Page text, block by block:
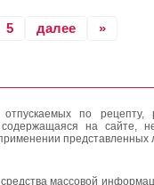
5 далее »
по
на сайте,
средства массовой